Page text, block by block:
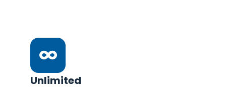
Unlimited